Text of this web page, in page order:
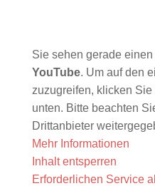
Sie sehen gerade
YouTube. Um auf den
zuzugreifen, klicken
unten. Bitte beachten
Drittanbieter
Mehr Informationen
Inhalt entsperren
Erforderlichen Service